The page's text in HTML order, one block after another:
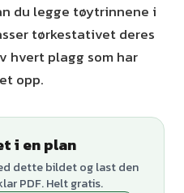
du legge tøytrinnene i
tørkestativet deres
hvert plagg som har
opp.
i en plan
dette bildet og last den
PDF. Helt gratis.